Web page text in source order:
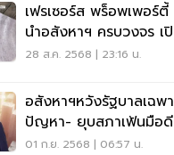
เฟรเซอร์ส พร็อพเพอร์
นำอสังหาฯ ครบวงจร เ
แคมเปญใหญ่
28 ส.ค. 2568 | 23:16 น.
อสังหาฯหวังรัฐบาลเฉพ
ปัญหา- ยุบสภาเฟ้นมือดี
ประเทศ -ปรับโครงสร้างเ
01 ก.ย. 2568 | 06:57 น.